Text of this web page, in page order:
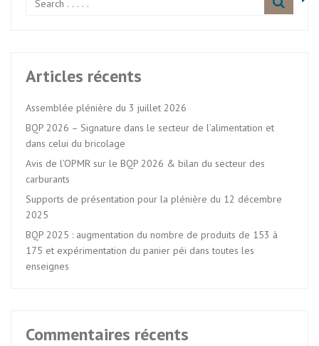
Articles récents
Assemblée plénière du 3 juillet 2026
BQP 2026 – Signature dans le secteur de l’alimentation et
dans celui du bricolage
Avis de l’OPMR sur le BQP 2026 & bilan du secteur des
carburants
Supports de présentation pour la plénière du 12 décembre
2025
BQP 2025 : augmentation du nombre de produits de 153 à
175 et expérimentation du panier péi dans toutes les
enseignes
Commentaires récents